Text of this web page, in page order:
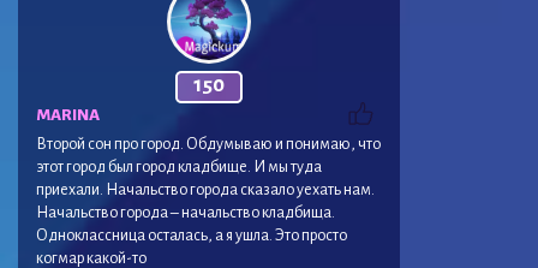
150
MARINA
Второй сон про город. Обдумываю и понимаю, что
этот город был город кладбище. И мы туда
приехали. Начальство города сказало уехать нам.
Начальство города – начальство кладбища.
Одноклассница осталась, а я ушла. Это просто
когмар какой-то